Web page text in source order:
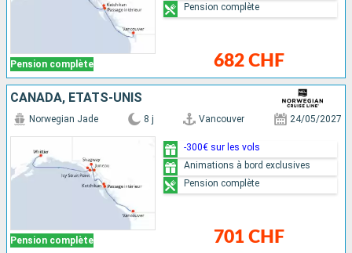
Pension complète 682 CHF
Pension complète
CANADA, ÉTATS-UNIS
Pension complète
Norwegian Jade 8 j Vancouver 24/05/2027
701 CHF
-300€ sur les vols
Animations à bord exclusives
Pension complète